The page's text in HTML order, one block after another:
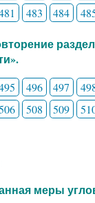
483 484
496 497
508 509
меры